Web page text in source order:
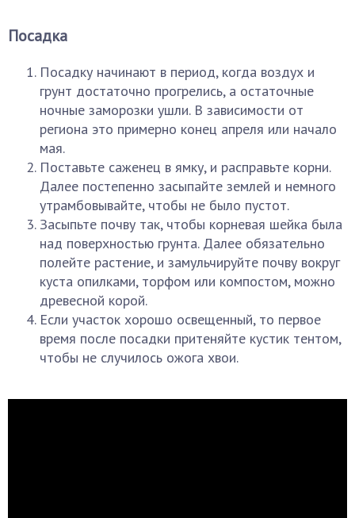
Посадка
Посадку начинают в период, когда воздух и
грунт достаточно прогрелись, а остаточные
ночные заморозки ушли. В зависимости от
региона это примерно конец апреля или начало
мая.
Поставьте саженец в ямку, и расправьте корни.
Далее постепенно засыпайте землей и немного
утрамбовывайте, чтобы не было пустот.
Засыпьте почву так, чтобы корневая шейка была
над поверхностью грунта. Далее обязательно
полейте растение, и замульчируйте почву вокруг
куста опилками, торфом или компостом, можно
древесной корой.
Если участок хорошо освещенный, то первое
время после посадки притеняйте кустик тентом,
чтобы не случилось ожога хвои.